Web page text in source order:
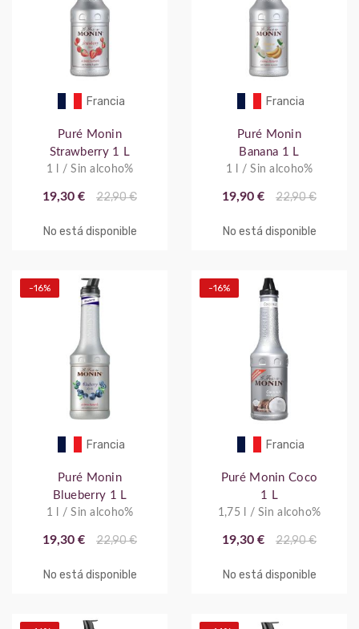
Francia
Puré Monin
Strawberry 1 L
1 l / Sin alcoho%
19,30 € 22,90 €
No está disponible
Francia
Puré Monin
Banana 1 L
1 l / Sin alcoho%
19,90 € 22,90 €
No está disponible
Francia
-16%
Puré Monin
Blueberry 1 L
1 l / Sin alcoho%
19,30 € 22,90 €
No está disponible
Francia
-16%
Puré Monin Coco
1 L
1,75 l / Sin alcoho%
19,30 € 22,90 €
No está disponible